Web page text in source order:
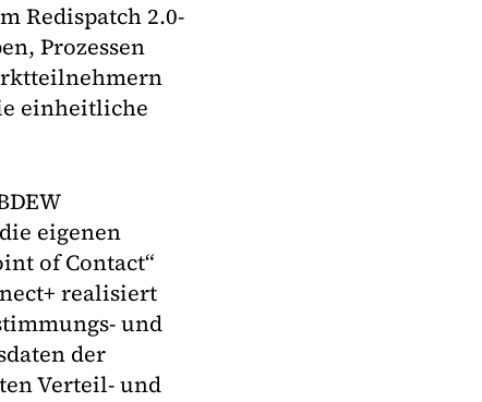
Redispatch 2.0-
Prozessen
einheitliche
eigenen
of Contact“
realisiert
und
der
Verteil- und